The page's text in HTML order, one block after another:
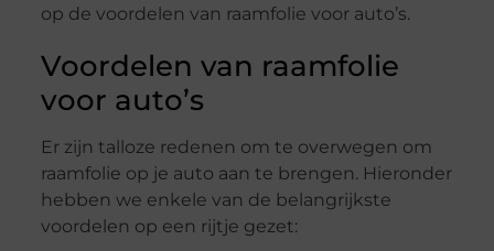
op de voordelen van raamfolie voor auto’s.
Voordelen van raamfolie
voor auto’s
Er zijn talloze redenen om te overwegen om
raamfolie op je auto aan te brengen. Hieronder
hebben we enkele van de belangrijkste
voordelen op een rijtje gezet: